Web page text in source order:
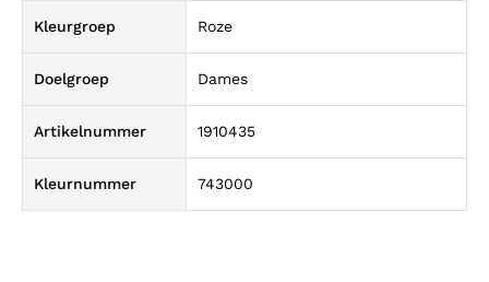
Kleurgroep Roze
Doelgroep Dames
Artikelnummer 1910435
Kleurnummer 743000